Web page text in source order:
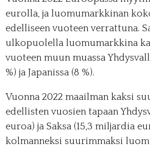
eurolla, ja luomumarkkinan
edelliseen vuoteen verrattuna.
ulkopuolella luomumarkkina
vuoteen muun muassa
%) ja Japanissa (8 %).
Vuonna 2022 maailman kaksi
edellisten vuosien tapaan
euroa) ja Saksa (15,3 miljardia
kolmanneksi suurimmaksi